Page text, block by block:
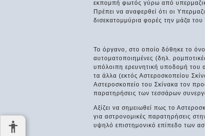
εκπομπή φωτός γύρω από
Πρέπει να αναφερθεί ότι οι
δισεκατομμύρια φορές την μάζα
Το όργανο, στο οποίο δόθηκε το
αυτοματοποιημένες (δηλ.
υπόλοιπη ερευνητική υποδομή του
τα άλλα (εκτός Αστεροσκοπείου
Αστεροσκοπείο του Σκίνακα τον
παρατηρήσεις των τεσσάρων
Αξίζει να σημειωθεί πως το
για αστρονομικές παρατηρήσεις
υψηλό επιστημονικό επίπεδο των